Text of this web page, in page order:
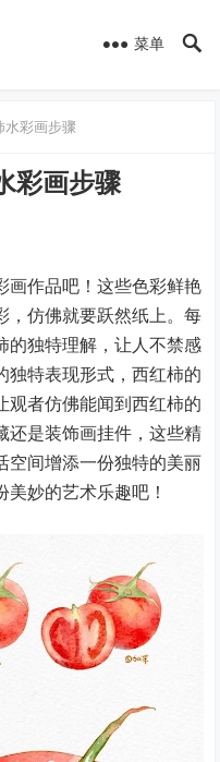
菜单
水彩画步骤
彩画步骤
画作品吧！这些色彩鲜艳
，仿佛就要跃然纸上。每
的独特理解，让人不禁感
独特表现形式，西红柿的
观者仿佛能闻到西红柿的
还是装饰画挂件，这些精
空间增添一份独特的美丽
妙的艺术乐趣吧！